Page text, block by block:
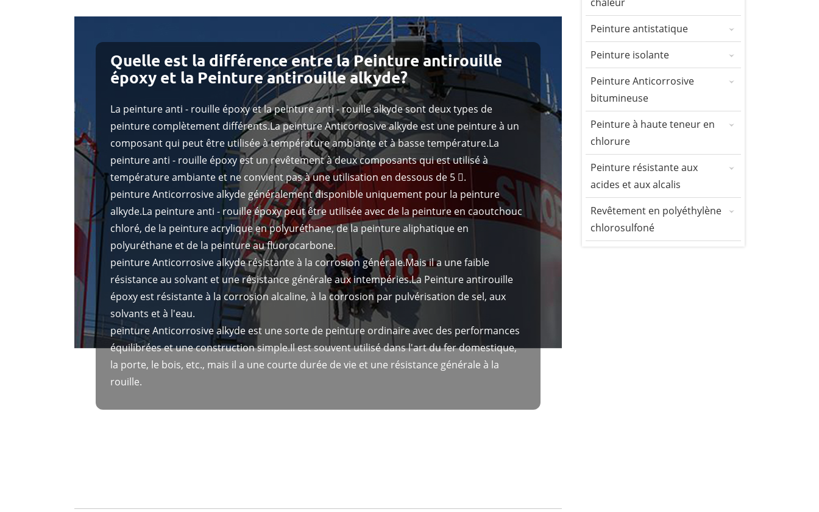
Quelle est la différence entre la Peinture antirouille
époxy et la Peinture antirouille alkyde?
La peinture anti - rouille époxy et la peinture anti - rouille alkyde sont deux types de
peinture complètement différents.La peinture Anticorrosive alkyde est une peinture à un
composant qui peut être utilisée à température ambiante et à basse température.La
peinture anti - rouille époxy est un revêtement à deux composants qui est utilisé à
température ambiante et ne convient pas à une utilisation en dessous de 5 .
peinture Anticorrosive alkyde généralement disponible uniquement pour la peinture
alkyde.La peinture anti - rouille époxy peut être utilisée avec de la peinture en caoutchouc
chloré, de la peinture acrylique en polyuréthane, de la peinture aliphatique en
polyuréthane et de la peinture au fluorocarbone.
peinture Anticorrosive alkyde résistante à la corrosion générale.Mais il a une faible
résistance au solvant et une résistance générale aux intempéries.La Peinture antirouille
époxy est résistante à la corrosion alcaline, à la corrosion par pulvérisation de sel, aux
solvants et à l'eau.
peinture Anticorrosive alkyde est une sorte de peinture ordinaire avec des performances
équilibrées et une construction simple.Il est souvent utilisé dans l'art du fer domestique,
la porte, le bois, etc., mais il a une courte durée de vie et une résistance générale à la
rouille.
Peinture antistatique
Peinture isolante
Peinture Anticorrosive
bitumineuse
Peinture à haute teneur en
chlorure
Peinture résistante aux
acides et aux alcalis
Revêtement en polyéthylène
chlorosulfoné